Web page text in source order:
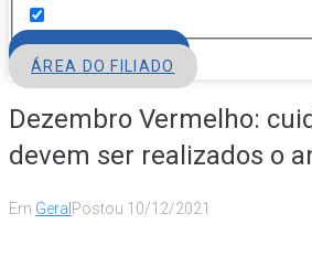
ÁREA DO FILIADO
Dezembro Vermelho:
devem ser realizados o
Em Geral Postou 10/12/2021